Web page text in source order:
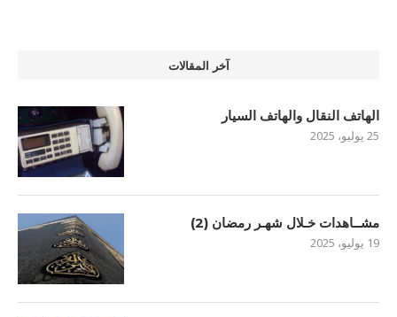
آخر المقالات
الهاتف النقال والهاتف السيار
25 يوليو، 2025
مشــاهدات خـلال شهـر رمضان (2)
19 يوليو، 2025